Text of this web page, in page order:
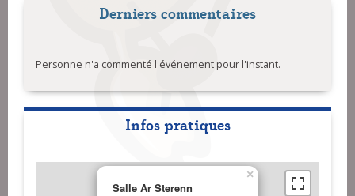
Derniers commentaires
Personne n'a commenté l'événement pour l'instant.
Infos pratiques
Salle Ar Sterenn
×